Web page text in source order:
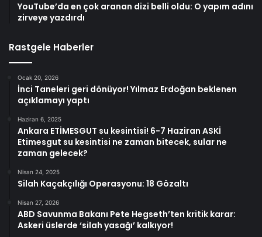
YouTube’da en çok aranan dizi belli oldu: O yapım adını
zirveye yazdırdı
Rastgele Haberler
Ocak 20, 2026
İnci Taneleri geri dönüyor! Yılmaz Erdoğan beklenen
açıklamayı yaptı
Haziran 6, 2025
Ankara ETİMESGUT su kesintisi! 6-7 Haziran ASKİ
Etimesgut su kesintisi ne zaman bitecek, sular ne
zaman gelecek?
Nisan 24, 2025
Silah Kaçakçılığı Operasyonu: 18 Gözaltı
Nisan 27, 2026
ABD Savunma Bakanı Pete Hegseth’ten kritik karar:
Askeri üslerde ‘silah yasağı’ kalkıyor!